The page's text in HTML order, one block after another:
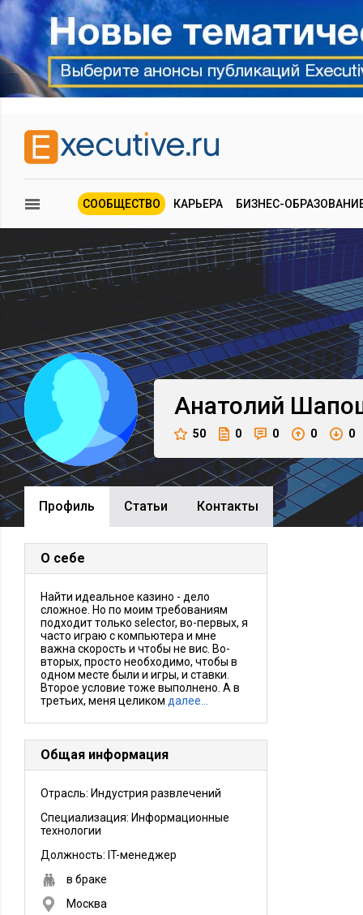
СООБЩЕСТВО КАРЬЕРА БИЗНЕС-
Анатолий
50 0 0 0 0
Профиль Cтатьи Контакты
О себе
Найти идеальное казино - дело
сложное. Но по моим требованиям
подходит только selector, во-первых, я
часто играю с компьютера и мне
важна скорость и чтобы не вис. Во-
вторых, просто необходимо, чтобы в
одном месте были и игры, и ставки.
Второе условие тоже выполнено. А в
третьих, меня целиком далее…
Общая информация
Отрасль: Индустрия развлечений
Специализация: Информационные
технологии
Должность: IT-менеджер
в браке
Москва